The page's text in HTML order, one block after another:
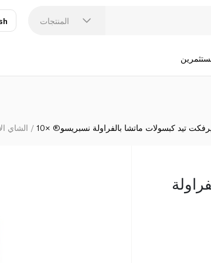
المنتجات
الشاي تيد كبسولات ماتشا بالفراولة نسبريسو® ×10